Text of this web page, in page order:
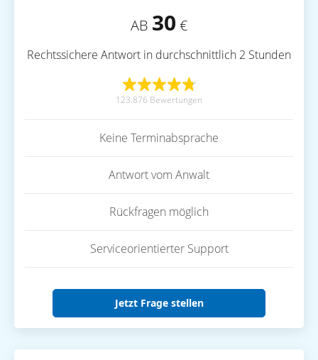
AB 30 €
Rechtssichere Antwort in durchschnittlich 2 Stunden
123.876 Bewertungen
Keine Terminabsprache
Antwort vom Anwalt
Rückfragen möglich
Serviceorientierter Support
Jetzt Frage stellen